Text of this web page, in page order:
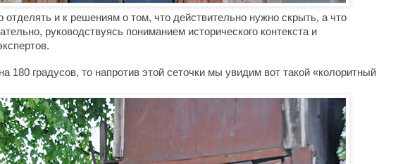
отделять и к решениям о том, что действительно нужно скрыть, а что
руководствуясь пониманием исторического контекста и
180 градусов, то напротив этой сеточки мы увидим вот такой «колоритный